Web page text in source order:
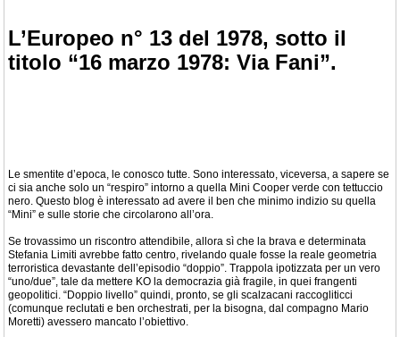
L’Europeo n° 13 del 1978, sotto il
titolo “16 marzo 1978: Via Fani”.
Le smentite d’epoca, le conosco tutte. Sono interessato, viceversa, a sapere se
ci sia anche solo un “respiro” intorno a quella Mini Cooper verde con tettuccio
nero. Questo blog è interessato ad avere il ben che minimo indizio su quella
“Mini” e sulle storie che circolarono all’ora.
Se trovassimo un riscontro attendibile, allora sì che la brava e determinata
Stefania Limiti avrebbe fatto centro, rivelando quale fosse la reale geometria
terroristica devastante dell’episodio “doppio”. Trappola ipotizzata per un vero
“uno/due”, tale da mettere KO la democrazia già fragile, in quei frangenti
geopolitici. “Doppio livello” quindi, pronto, se gli scalzacani raccogliticci
(comunque reclutati e ben orchestrati, per la bisogna, dal compagno Mario
Moretti) avessero mancato l’obiettivo.